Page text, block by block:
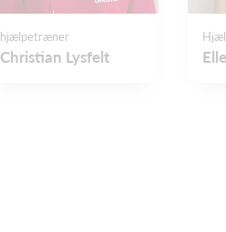
hjælpetræner
Christian Lysfelt